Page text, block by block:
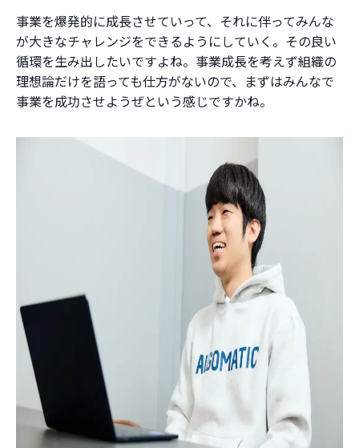
事業を爆発的に成長させていって、それに伴ってみんな
が大きなチャレンジをできるようにしていく。その良い
循環を生み出したいですよね。事業成長を考えず組織の
理想論だけを語っても仕方がないので、まずはみんなで
事業を成功させようぜという感じですかね。